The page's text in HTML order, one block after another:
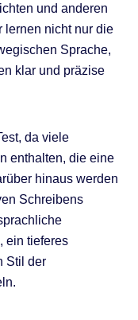
und anderen
lernen nicht nur die
Sprache,
klar und präzise
da viele
enthalten, die eine
hinaus werden
Schreibens
ein tieferes
Stil der